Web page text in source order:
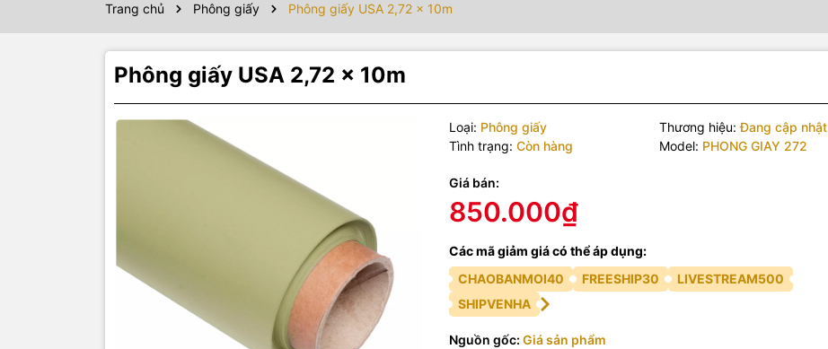
Trang chủ Phông giấy Phông giấy USA 2,72 x 10m
Phông giấy USA 2,72 x 10m
Loại: Phông giấy Thương hiệu: Đang cập nhật
Tình trạng: Còn hàng Model: PHONG GIAY 272
Giá bán:
850.000₫
Các mã giảm giá có thể áp dụng:
CHAOBANMOI40
FREESHIP30
LIVESTREAM500
SHIPVENHA
Nguồn gốc:Giá sản phẩm
Sản phẩm bao gồm